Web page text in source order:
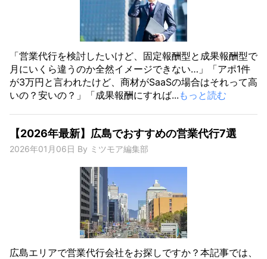
「営業代行を検討したいけど、固定報酬型と成果報酬型で
月にいくら違うのか全然イメージできない…」「アポ1件
が3万円と言われたけど、商材がSaaSの場合はそれって高
いの？安いの？」「成果報酬にすれば... もっと読む
【2026年最新】広島でおすすめの営業代行7選
2026年01月06日 By ミツモア編集部
広島エリアで営業代行会社をお探しですか？本記事では、